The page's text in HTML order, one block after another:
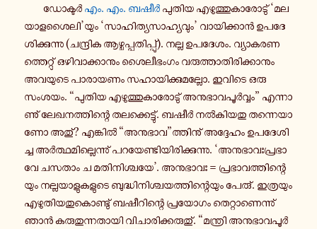
ഡോ​ക്ടർ എം. എം. ബഷീർ പുതിയ എഴു​ത്തു​കാ​രോ​ടു് ‘മല​
യാ​ള​ശൈ​ലി’യും ‘സാ​ഹി​ത്യ​സാ​ഹ്യ​വും’ വാ​യി​ക്കാൻ ഉപ​ദേ​
ശി​ക്കു​ന്നു (ചന്ദ്രിക ആഴ്ച​പ്പ​തി​പ്പു്). നല്ല ഉപ​ദേ​ശം. വ്യാ​ക​ര​ണ​
ത്തെ​റ്റു് ഒഴി​വാ​ക്കാ​നും ശൈ​ലീ​ഭം​ഗം വരു​ത്താ​തി​രി​ക്കാ​നും
അവ​യു​ടെ പാ​രാ​യ​ണം സഹാ​യി​ക്കു​മ​ല്ലോ. ഇവിടെ ഒരു
സംശയം. “പുതിയ എഴു​ത്തു​കാ​രോ​ടു് അനു​ഭാ​വ​പൂർ​വ്വം” എന്നാ​
ണു് ലേ​ഖ​ന​ത്തി​ന്റെ തല​ക്കെ​ട്ടു്. ബഷീർ നൽ​കി​യ​തു തന്നെ​യാ​
ണോ അതു്? എങ്കിൽ “അനു​ഭാവ”ത്തി​നു് അദ്ദേ​ഹം ഉപ​ദേ​ശി​
ച്ച അർ​ത്ഥ​മി​ല്ലെ​ന്നു് പറ​യേ​ണ്ടി​യി​രി​ക്കു​ന്നു. ‘അനു​ഭാ​വഃ​പ്ര​ഭാ​
വേ ചസതാം ച മതി​നി​ശ്ച​യേ’. അനു​ഭാ​വഃ = പ്ര​ഭാ​വ​ത്തി​ന്റെ​
യും നല്ല​യാ​ളു​ക​ളു​ടെ ബു​ദ്ധി​നി​ശ്ച​യ​ത്തി​ന്റെ​യും പേരു്. ഇത്ര​യും
എഴു​തി​യ​തു​കൊ​ണ്ടു് ബഷീ​റി​ന്റെ പ്ര​യോ​ഗം തെ​റ്റാ​ണെ​ന്നു്
ഞാൻ കരു​തു​ന്ന​താ​യി വി​ചാ​രി​ക്ക​രു​തു്. “മന്ത്രി അനു​ഭാ​വ​പൂർ​